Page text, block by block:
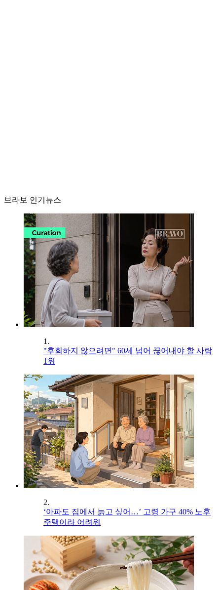
브라보 인기뉴스
1.
"후회하지 않으려면" 60세 넘어 끊어내야 할 사람
1위
2.
‘아파도 집에서 늙고 싶어…’ 고령 가구 40% 노후
주택이라 어려워